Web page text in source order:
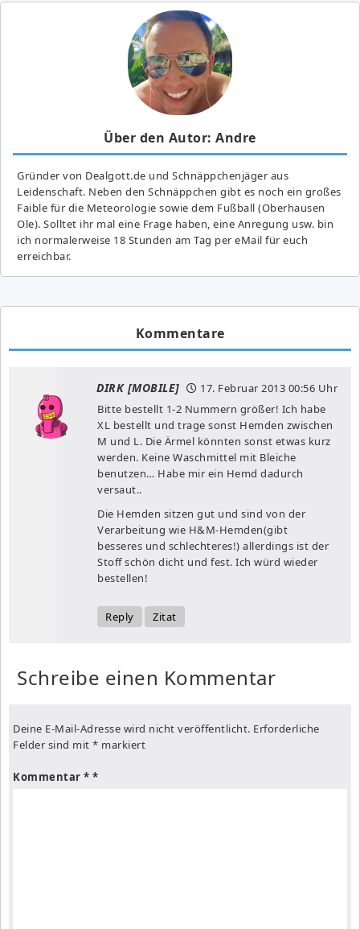
Über den Autor: Andre
Gründer von Dealgott.de und Schnäppchenjäger aus
Leidenschaft. Neben den Schnäppchen gibt es noch ein großes
Fai­ble für die Meteorologie sowie dem Fußball (Oberhausen
Ole). Solltet ihr mal eine Frage haben, eine Anregung usw. bin
ich normalerweise 18 Stunden am Tag per eMail für euch
erreichbar.
Kommentare
DIRK [MOBILE] 17. Februar 2013 00:56 Uhr
Bitte bestellt 1-2 Nummern größer! Ich habe
XL bestellt und trage sonst Hemden zwischen
M und L. Die Ärmel könnten sonst etwas kurz
werden. Keine Waschmittel mit Bleiche
benutzen… Habe mir ein Hemd dadurch
versaut..
Die Hemden sitzen gut und sind von der
Verarbeitung wie H&M-Hemden(gibt
besseres und schlechteres!) allerdings ist der
Stoff schön dicht und fest. Ich würd wieder
bestellen!
Reply Zitat
Schreibe einen Kommentar
Deine E-Mail-Adresse wird nicht veröffentlicht. Erforderliche
Felder sind mit * markiert
Kommentar *